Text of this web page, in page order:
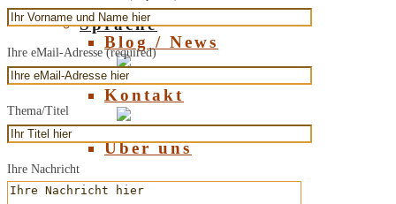
Blog / News
Kontakt
Über uns
Sprache
Deutsch
English
Ihre eMail-Adresse (required)
Thema/Titel
Ihre Nachricht